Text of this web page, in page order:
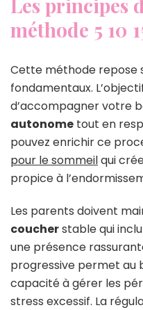
Les principes
méthode 5 10
Cette méthode repose
fondamentaux.
d’accompagner votre
autonome tout en
pouvez enrichir ce
pour le sommeilqui
propice à
Les parents doivent
coucherstable qui
une présence
progressive permet au
capacité à gérer les
stress excessif. La